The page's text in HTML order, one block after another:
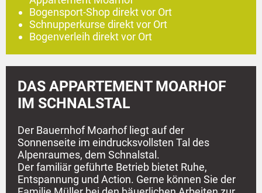
Bogensport-Shop direkt vor Ort
Schnupperkurse direkt vor Ort
Bogenverleih direkt vor Ort
DAS APPARTEMENT MOARHOF
IM SCHNALSTAL
Der Bauernhof Moarhof liegt auf der
Sonnenseite im eindrucksvollsten Tal des
Alpenraumes, dem Schnalstal.
Der familiär geführte Betrieb bietet Ruhe,
Entspannung und Action. Gerne können Sie der